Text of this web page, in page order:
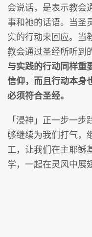
会说话，是表示教会
事和祂的话语。当圣
实的行动来回应。当
教会通过圣经所听到
与实践的行动同样重
信仰，而且行动本身
必须符合圣经。
「浸神」正一步一
够继续为我们打气，
工，让我们在主耶稣
学，一起在灵风中展